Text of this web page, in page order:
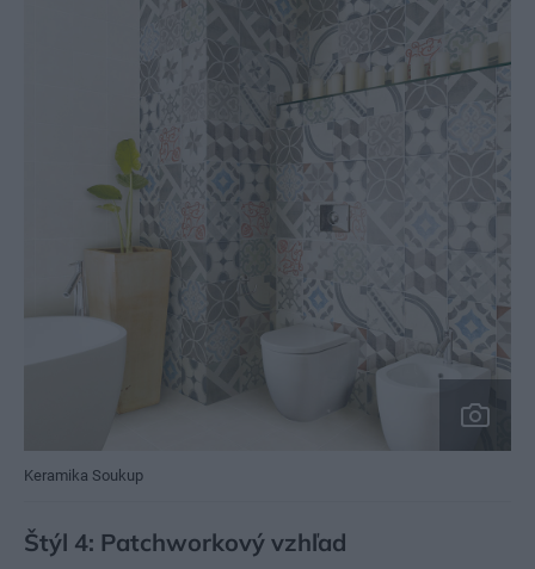
Keramika Soukup
Štýl 4: Patchworkový vzhľad